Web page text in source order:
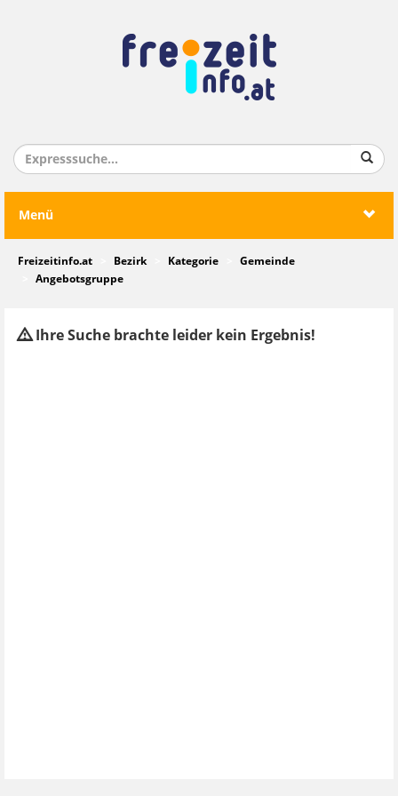
Menü
Freizeitinfo.at Bezirk Kategorie
Gemeinde
Angebotsgruppe
Ihre Suche brachte leider kein Ergebnis!